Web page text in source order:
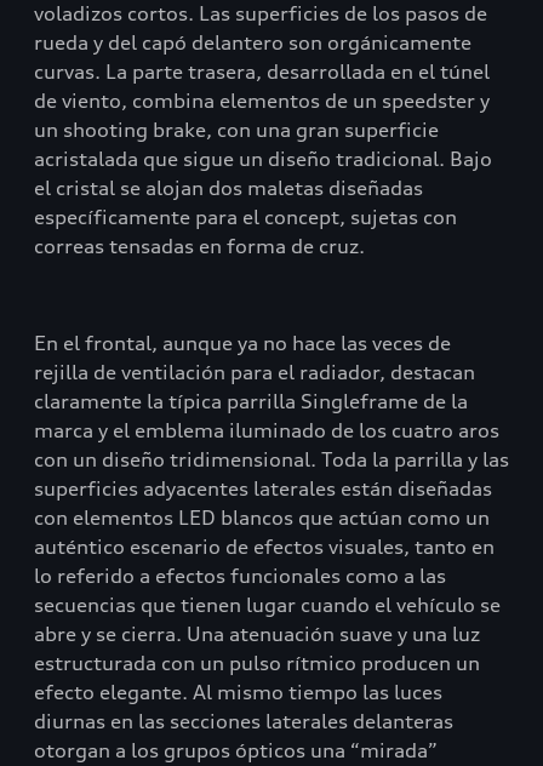
voladizos cortos. Las superficies de los pasos de
rueda y del capó delantero son orgánicamente
curvas. La parte trasera, desarrollada en el túnel
de viento, combina elementos de un speedster y
un shooting brake, con una gran superficie
acristalada que sigue un diseño tradicional. Bajo
el cristal se alojan dos maletas diseñadas
específicamente para el concept, sujetas con
correas tensadas en forma de cruz.
En el frontal, aunque ya no hace las veces de
rejilla de ventilación para el radiador, destacan
claramente la típica parrilla Singleframe de la
marca y el emblema iluminado de los cuatro aros
con un diseño tridimensional. Toda la parrilla y las
superficies adyacentes laterales están diseñadas
con elementos LED blancos que actúan como un
auténtico escenario de efectos visuales, tanto en
lo referido a efectos funcionales como a las
secuencias que tienen lugar cuando el vehículo se
abre y se cierra. Una atenuación suave y una luz
estructurada con un pulso rítmico producen un
efecto elegante. Al mismo tiempo las luces
diurnas en las secciones laterales delanteras
otorgan a los grupos ópticos una “mirada”